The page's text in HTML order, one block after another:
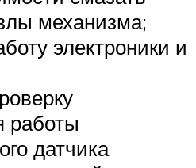
механизма;
электроники и
работы
датчика